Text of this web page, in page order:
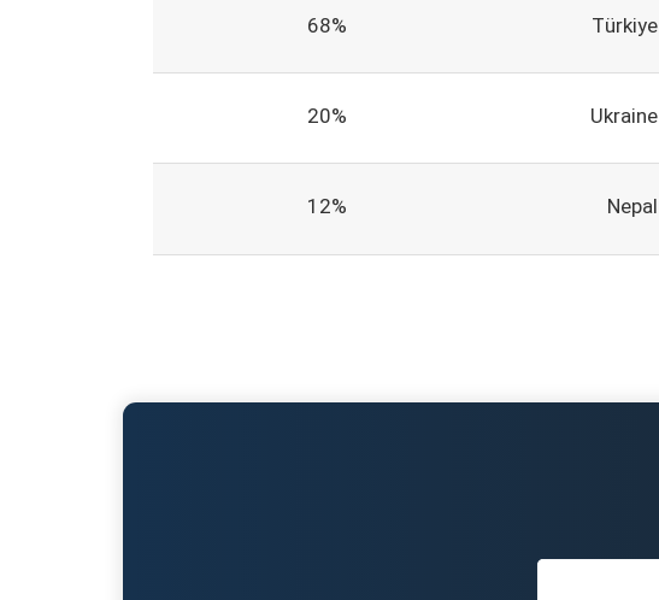
Türkiye
68%
Ukraine
20%
Nepal
12%